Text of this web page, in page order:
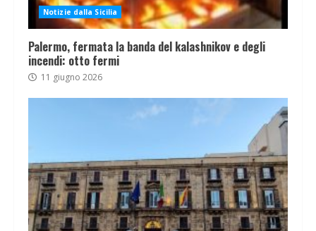
Notizie dalla Sicilia
Palermo, fermata la banda del kalashnikov e degli
incendi: otto fermi
11 giugno 2026